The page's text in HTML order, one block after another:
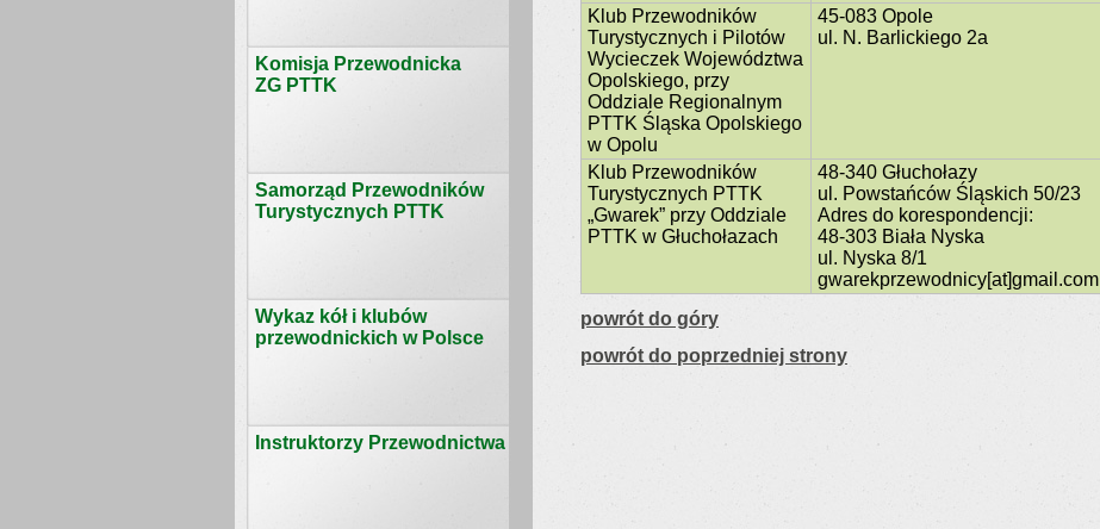
Komisja Przewodnicka
ZG PTTK
Samorząd Przewodników
Turystycznych PTTK
Wykaz kół i klubów
przewodnickich w Polsce
Instruktorzy Przewodnictwa
Klub Przewodników
Turystycznych i Pilotów
Wycieczek Województwa
Opolskiego, przy
Oddziale Regionalnym
PTTK Śląska Opolskiego
w Opolu
45-083 Opole
ul. N. Barlickiego 2a
Klub Przewodników
Turystycznych PTTK
„Gwarek” przy Oddziale
PTTK w Głuchołazach
48-340 Głuchołazy
ul. Powstańców Śląskich 50/23
Adres do korespondencji:
48-303 Biała Nyska
ul. Nyska 8/1
gwarekprzewodnicy[at]gmail.com
powrót do góry
powrót do poprzedniej strony